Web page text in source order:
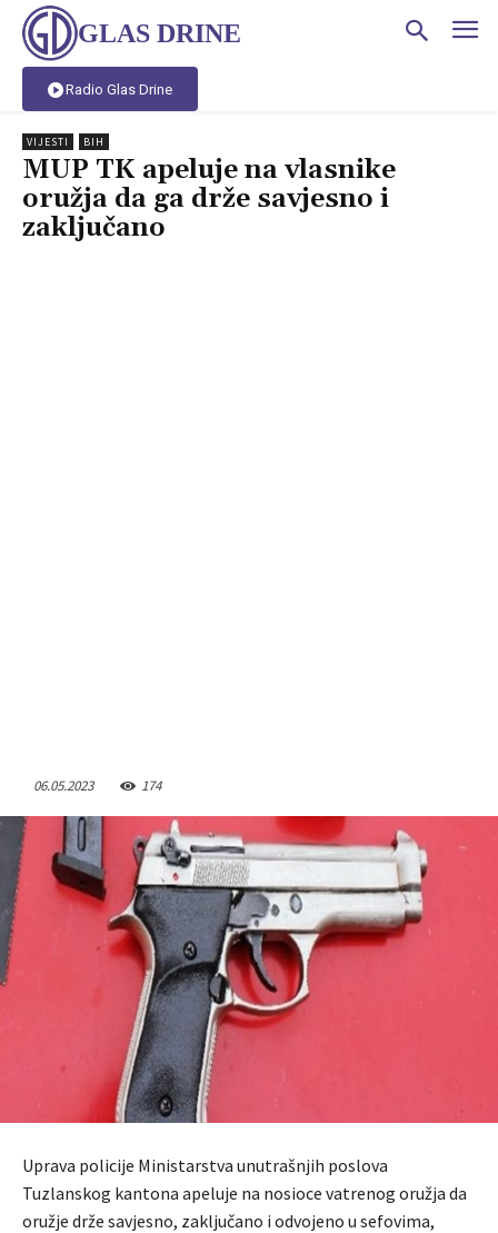
GLAS DRINE
Radio Glas Drine
VIJESTI BIH
MUP TK apeluje na vlasnike
oružja da ga drže savjesno i
zaključano
06.05.2023 174
Uprava policije Ministarstva unutrašnjih poslova
Tuzlanskog kantona apeluje na nosioce vatrenog oružja da
oružje drže savjesno, zaključano i odvojeno u sefovima,